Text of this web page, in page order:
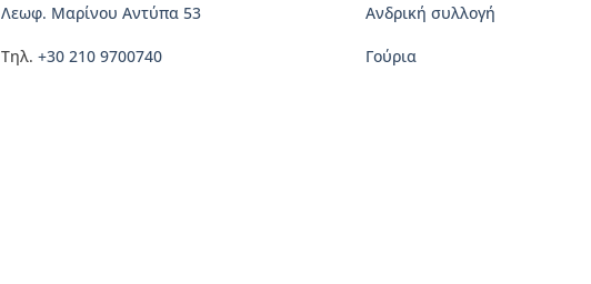
επιλογές
μπορούν
Λεωφ. Μαρίνου Αντύπα 53
Τηλ. +30 210 9700740
Ανδρική συλλογή
Γούρια